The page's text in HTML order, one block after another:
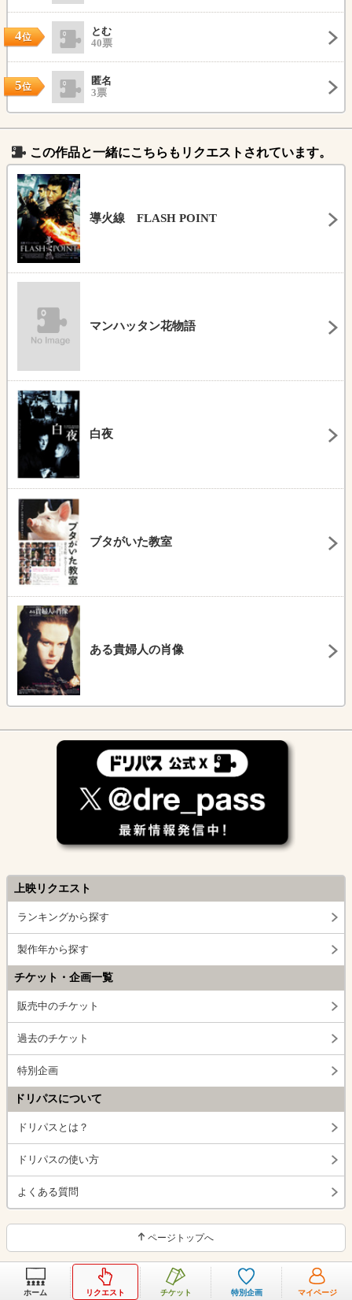
4位
とむ
40票
5位
匿名
3票
この作品と一緒にこちらもリクエストされています。
導火線 FLASH POINT
マンハッタン花物語
白夜
ブタがいた教室
ある貴婦人の肖像
上映リクエスト
ランキングから探す
製作年から探す
チケット・企画一覧
販売中のチケット
過去のチケット
特別企画
ドリパスについて
ドリパスとは？
ドリパスの使い方
よくある質問
ページトップへ
ホーム リクエスト チケット 特別企画 マイページ